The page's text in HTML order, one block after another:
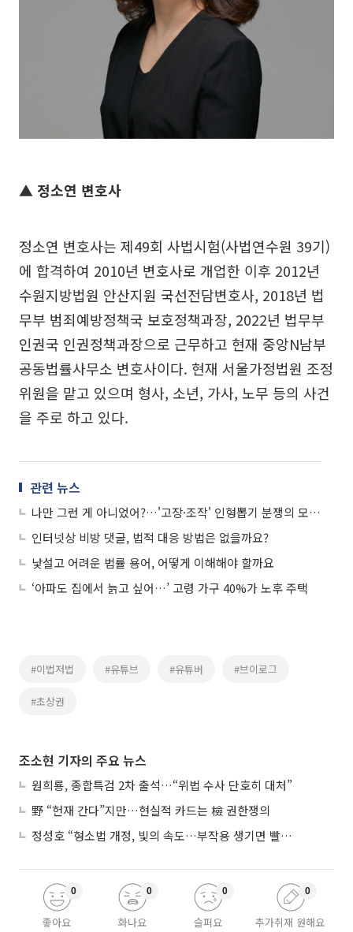
▲ 정소연 변호사
정소연 변호사는 제49회 사법시험(사법연수원 39기)
에 합격하여 2010년 변호사로 개업한 이후 2012년
수원지방법원 안산지원 국선전담변호사, 2018년 법
무부 범죄예방정책국 보호정책과장, 2022년 법무부
인권국 인권정책과장으로 근무하고 현재 중앙N남부
공동법률사무소 변호사이다. 현재 서울가정법원 조정
위원을 맡고 있으며 형사, 소년, 가사, 노무 등의 사건
을 주로 하고 있다.
관련 뉴스
나만 그런 게 아니었어?…'고장·조작' 인형뽑기 분쟁의 모든 것
인터넷상 비방 댓글, 법적 대응 방법은 없을까요?
낯설고 어려운 법률 용어, 어떻게 이해해야 할까요
‘아파도 집에서 늙고 싶어…’ 고령 가구 40%가 노후 주택
#이법저법 #유튜브 #유튜버 #브이로그
#초상권
조소현 기자의 주요 뉴스
원희룡, 종합특검 2차 출석…“위법 수사 단호히 대처”
野 “헌재 간다”지만…현실적 카드는 檢 권한쟁의
정성호 “형소법 개정, 빛의 속도…부작용 생기면 빨리 고쳐야”
좋아요
0
화나요
0
슬퍼요
0
추가취재 원해요
0